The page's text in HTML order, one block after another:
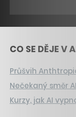
CO SE DĚJE V
Průšvih
Nečekaný směr
Kurzy, jak AI